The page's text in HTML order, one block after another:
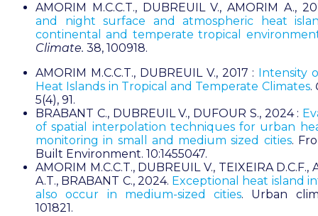
AMORIM M.C.C.T., DUBREUIL V., AMORIM A.,
and night surface and atmospheric heat
continental and temperate tropical
Climate. 38, 100918.
AMORIM M.C.C.T., DUBREUIL V., 2017 :
Intensity
Heat Islands in Tropical and Temperate Climates.
5(4), 91.
BRABANT C., DUBREUIL V., DUFOUR S., 2024 :
of spatial interpolation techniques for urban
monitoring in small and medium sized cities.
Built Environment. 10:1455047.
AMORIM M.C.C.T., DUBREUIL V., TEIXEIRA D.C.F.,
A.T., BRABANT C., 2024. Exceptional heat island
also occur in medium-sized cities. Urban
101821.